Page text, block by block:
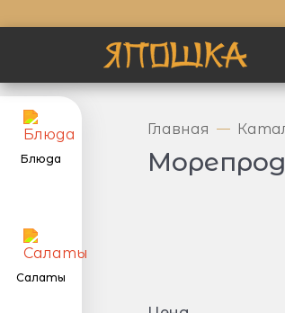
Блюда
Салаты
Главная